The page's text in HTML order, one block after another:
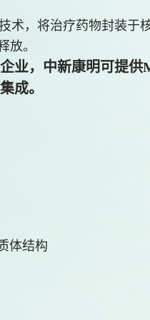
术，将治疗药物封装
放。
业，中新康明可提
成。
体结构